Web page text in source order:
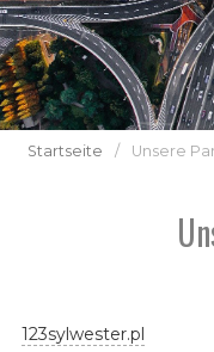
Startseite / Unsere
123sylwester.pl